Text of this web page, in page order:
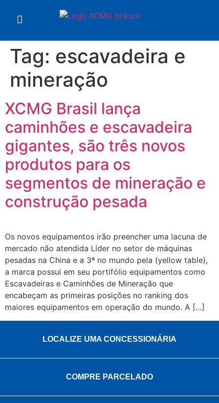
Tag: escavadeira e
mineração
XCMG Brasil lança
caminhões e escavadeira
gigantes, são três novos
produtos para os
segmentos de mineração e
construção pesada
Os novos equipamentos irão preencher uma lacuna de
mercado não atendida Líder no setor de máquinas
pesadas na China e a 3ª no mundo pela (yellow table),
a marca possui em seu portifólio equipamentos como
Escavadeiras e Caminhões de Mineração que
encabeçam as primeiras posições no ranking dos
maiores equipamentos em operação do mundo. A […]
LOCALIZE UMA CONCESSIONÁRIA
COMPRE PARCELADO